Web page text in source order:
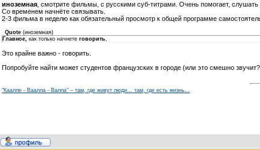
иноземная, смотрите фильмы, с русскими суб-титрами. Очень помогает, слушать
Со временем начнёте связывать.
2-3 фильма в неделю как обязательный просмотр к общей программе
Quote(иноземная)
Главное, как только начнете говорить,
Это крайне важно - говорить.
Попробуйте найти может студентов французских в городе (или это смешно
"Каалле - Ваалла - Валла" – там, где живут люди… там, где есть жизнь…